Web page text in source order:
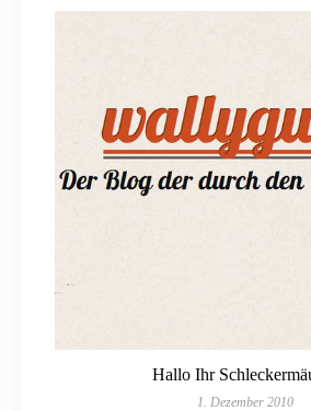
Hallo Ihr
1. Dezember 2010